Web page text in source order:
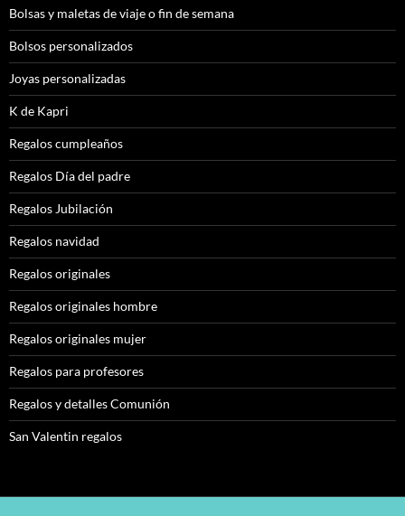
Bolsas y maletas de viaje o fin de semana
Bolsos personalizados
Joyas personalizadas
K de Kapri
Regalos cumpleaños
Regalos Día del padre
Regalos Jubilación
Regalos navidad
Regalos originales
Regalos originales hombre
Regalos originales mujer
Regalos para profesores
Regalos y detalles Comunión
San Valentin regalos